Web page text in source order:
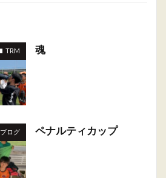
TRM 魂
ブログ ペナルティカップ